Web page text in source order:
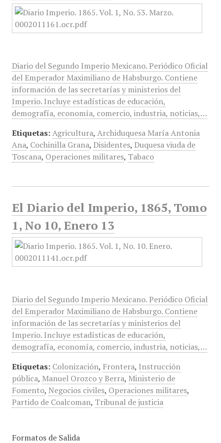
Diario del Segundo Imperio Mexicano. Periódico Oficial
del Emperador Maximiliano de Habsburgo. Contiene
información de las secretarías y ministerios del
Imperio. Incluye estadísticas de educación,
demografía, economía, comercio, industria, noticias,…
Etiquetas: Agricultura, Archiduquesa María Antonia
Ana, Cochinilla Grana, Disidentes, Duquesa viuda de
Toscana, Operaciones militares, Tabaco
El Diario del Imperio, 1865, Tomo
1, No 10, Enero 13
Diario del Segundo Imperio Mexicano. Periódico Oficial
del Emperador Maximiliano de Habsburgo. Contiene
información de las secretarías y ministerios del
Imperio. Incluye estadísticas de educación,
demografía, economía, comercio, industria, noticias,…
Etiquetas: Colonización, Frontera, Instrucción
pública, Manuel Orozco y Berra, Ministerio de
Fomento, Negocios civiles, Operaciones militares,
Partido de Coalcoman, Tribunal de justicia
Formatos de Salida